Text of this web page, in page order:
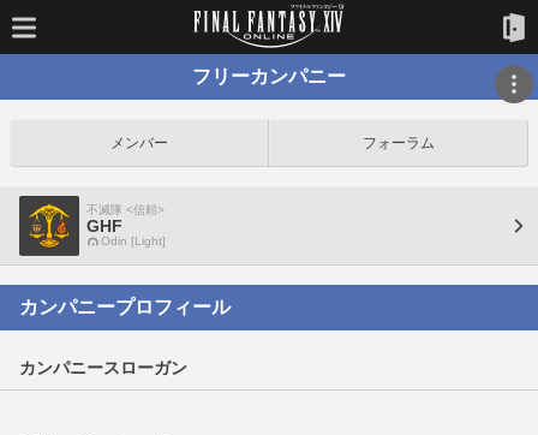
フリーカンパニー
メンバー フォーラム
不滅隊 <信頼>
GHF
Odin [Light]
カンパニープロフィール
カンパニースローガン